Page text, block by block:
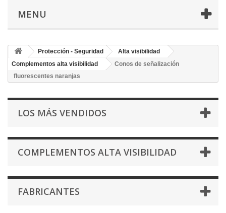
MENU
Protección - Seguridad
Alta visibilidad
Complementos alta visibilidad
Conos de señalización
fluorescentes naranjas
LOS MÁS VENDIDOS
COMPLEMENTOS ALTA VISIBILIDAD
FABRICANTES